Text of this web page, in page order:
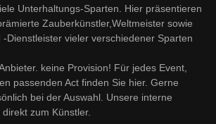
Unterhaltungs-Sparten. Hier präsentieren
Zauberkünstler,Weltmeister sowie
Dienstleister vieler verschiedener Sparten
keine Provision! Für jedes Event,
passenden Act finden Sie hier. Gerne
bei der Auswahl. Unsere interne
zum Künstler.